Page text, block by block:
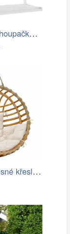
Bílá zahradní houpačka Ameli
Proutěné závěsné křeslo Elis, přírodní…